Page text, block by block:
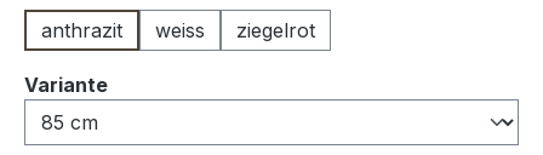
anthrazit
weiss ziegelrot
Varianteauswählen